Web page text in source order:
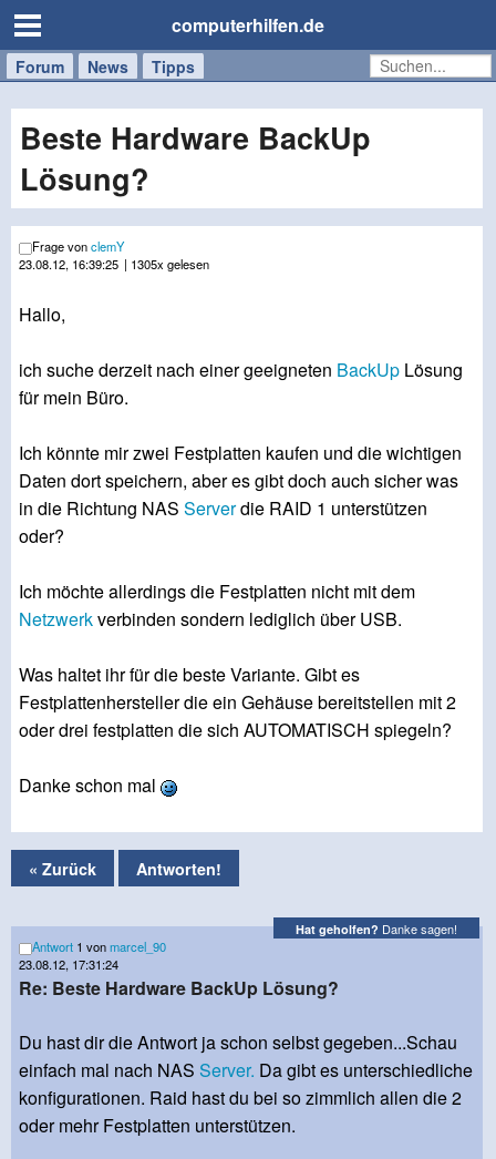
computerhilfen.de
Forum News Tipps
Handy
Tablet
Windows
Mac
Beste Hardware BackUp
Lösung?
Frage vonclemY
23.08.12, 16:39:25 | 1305x gelesen
Hallo,
ich suche derzeit nach einer geeigneten BackUp Lösung
für mein Büro.
Ich könnte mir zwei Festplatten kaufen und die wichtigen
Daten dort speichern, aber es gibt doch auch sicher was
in die Richtung NAS Serverdie RAID 1 unterstützen
oder?
Ich möchte allerdings die Festplatten nicht mit dem
Netzwerkverbinden sondern lediglich über USB.
Was haltet ihr für die beste Variante. Gibt es
Festplattenhersteller die ein Gehäuse bereitstellen mit 2
oder drei festplatten die sich AUTOMATISCH spiegeln?
Danke schon mal
« Zurück Antworten!
Hat geholfen? Danke sagen!
Antwort 1 vonmarcel_90
23.08.12, 17:31:24
Re: Beste Hardware BackUp Lösung?
Du hast dir die Antwort ja schon selbst gegeben...Schau
einfach mal nach NAS Server. Da gibt es unterschiedliche
konfigurationen. Raid hast du bei so zimmlich allen die 2
oder mehr Festplatten unterstützen.